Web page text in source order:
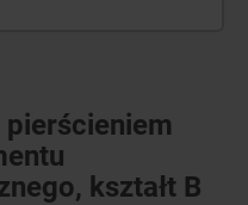
pierścieniem
kształt B